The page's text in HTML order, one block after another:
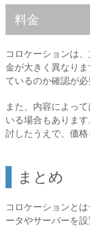
料金
コロケーションは
金が大きく異なり
ているのか確認が必
また、内容によっ
いる場合もありま
討したうえで、価格
まとめ
コロケーションと
ータやサーバーを